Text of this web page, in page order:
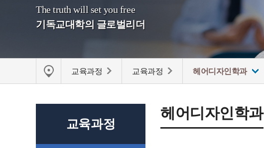
The truth will set you free
기독교대학의 글로벌리더
교육과정 교육과정 헤어디자인학과
교육과정
헤어디자인학과